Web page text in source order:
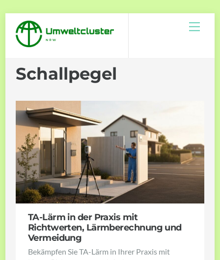
content
Schallpegel
TA-Lärm in der Praxis mit
Richtwerten, Lärmberechnung und
Vermeidung
Bekämpfen Sie TA-Lärm in Ihrer Praxis mit